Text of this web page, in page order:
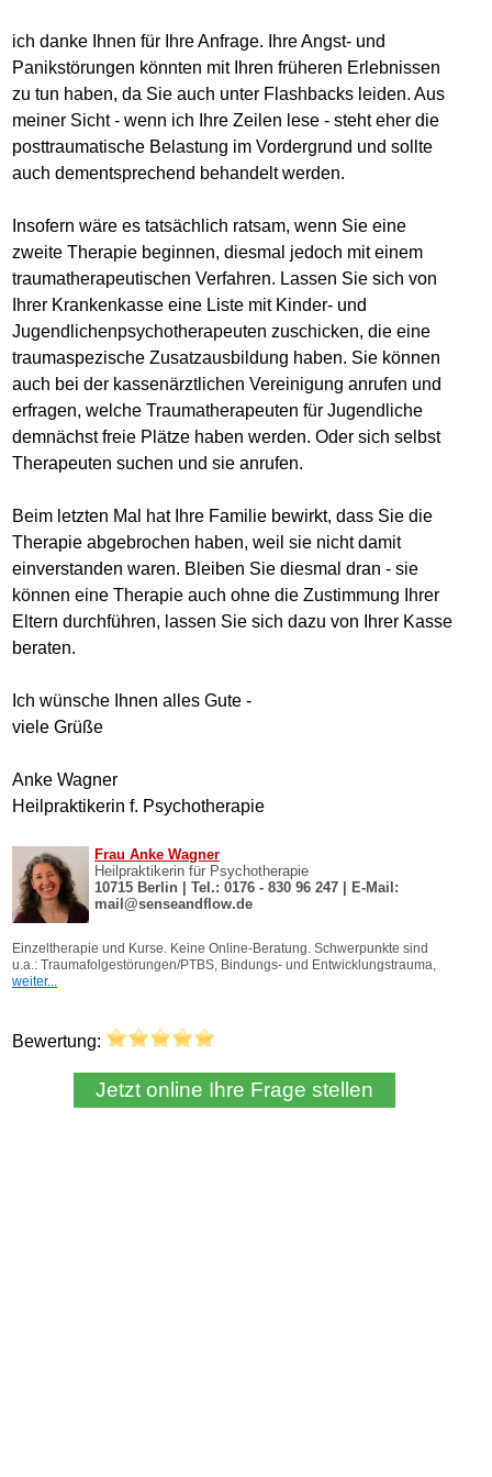
ich danke Ihnen für Ihre Anfrage. Ihre Angst- und
Panikstörungen könnten mit Ihren früheren Erlebnissen
zu tun haben, da Sie auch unter Flashbacks leiden. Aus
meiner Sicht - wenn ich Ihre Zeilen lese - steht eher die
posttraumatische Belastung im Vordergrund und sollte
auch dementsprechend behandelt werden.
Insofern wäre es tatsächlich ratsam, wenn Sie eine
zweite Therapie beginnen, diesmal jedoch mit einem
traumatherapeutischen Verfahren. Lassen Sie sich von
Ihrer Krankenkasse eine Liste mit Kinder- und
Jugendlichenpsychotherapeuten zuschicken, die eine
traumaspezische Zusatzausbildung haben. Sie können
auch bei der kassenärztlichen Vereinigung anrufen und
erfragen, welche Traumatherapeuten für Jugendliche
demnächst freie Plätze haben werden. Oder sich selbst
Therapeuten suchen und sie anrufen.
Beim letzten Mal hat Ihre Familie bewirkt, dass Sie die
Therapie abgebrochen haben, weil sie nicht damit
einverstanden waren. Bleiben Sie diesmal dran - sie
können eine Therapie auch ohne die Zustimmung Ihrer
Eltern durchführen, lassen Sie sich dazu von Ihrer Kasse
beraten.
Ich wünsche Ihnen alles Gute -
viele Grüße
Anke Wagner
Heilpraktikerin f. Psychotherapie
Bewertung: